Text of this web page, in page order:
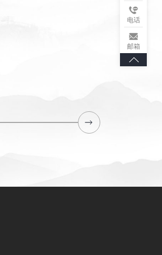
电话
邮箱